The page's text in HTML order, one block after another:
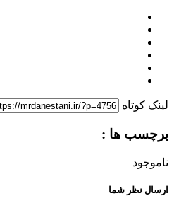
لینک کوتاه
برچسب ها :
ناموجود
ارسال نظر شما